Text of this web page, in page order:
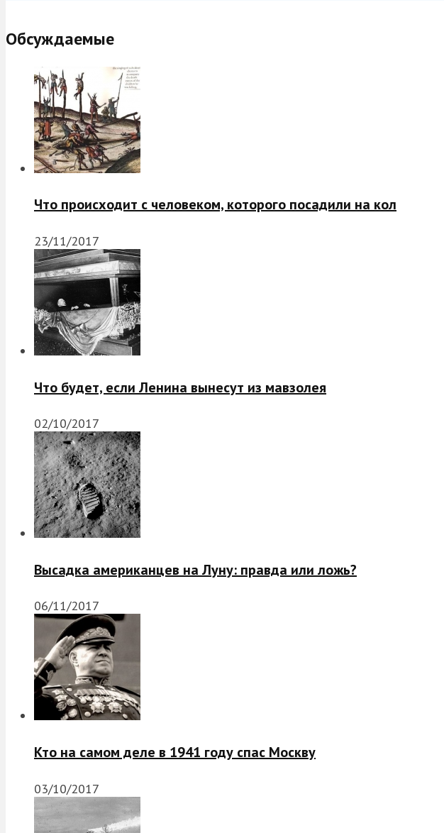
Обсуждаемые
Что происходит с человеком, которого посадили на кол
23/11/2017
Что будет, если Ленина вынесут из мавзолея
02/10/2017
Высадка американцев на Луну: правда или ложь?
06/11/2017
Кто на самом деле в 1941 году спас Москву
03/10/2017